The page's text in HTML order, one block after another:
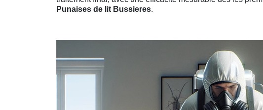
Punaises de lit Bussieres.